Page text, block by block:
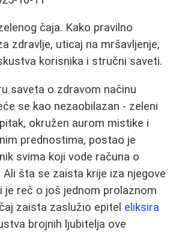
čaja. Kako pravilno
zdravlje, uticaj na mršavljenje,
korisnika i stručni saveti.
saveta o zdravom načinu
se kao nezaobilazan - zeleni
okružen aurom mistike i
prednostima, postao je
svima koji vode računa o
šta se zaista krije iza njegove
je reč o još jednom prolaznom
zaista zaslužio epitel eliksira
brojnih ljubitelja ove